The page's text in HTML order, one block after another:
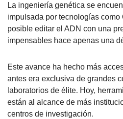
La ingeniería genética se
impulsada por tecnologías como
posible editar el ADN con una
impensables hace apenas una
Este avance ha hecho más
antes era exclusiva de grandes
laboratorios de élite. Hoy,
están al alcance de más
centros de investigación.